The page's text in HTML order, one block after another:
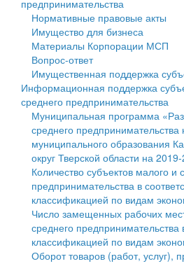
Государственные услуги
Промышленность и АПК
Экономика и бизнес
...
Символика
Устав
Гостям округа
Туризм
Культура
Образование
Здравоохранение
Социальная защита
Фотоальбом
муниципального округа Тверской
Администрация Кашинского
Тверской области
Управление сельскими
Открытые данные
Работа с обращениями граждан
Муниципальный контроль
Муниципальные услуги
Проекты административных
Финансовое управление
Бюджет для граждан
Имущество
Выявление правообладателей
объектов недвижимости
Имущественная поддержка
среднего предпринимательства
Информационная поддержка
среднего предпринимательства
предпринимательства
Нормативные правовые акты
Имущество для бизнеса
Материалы Корпорации МСП
Вопрос-ответ
Имущественная поддержка
Информационная поддержка
среднего предпринимательства
Муниципальная программа
среднего предпринимательства
муниципального образования
округ Тверской области на
Количество субъектов малого и
предпринимательства в
классификацией по видам
Число замещенных рабочих
среднего предпринимательства
классификацией по видам
Оборот товаров (работ, услуг),